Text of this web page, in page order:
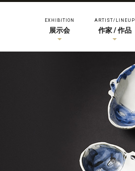
EXHIBITION
展示会
ARTIST/LINEUP
作家 / 作品